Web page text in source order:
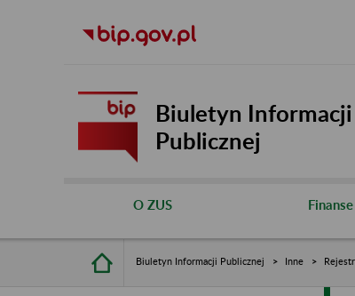
Biuletyn Informacji
Publicznej
O ZUS Finanse
Biuletyn Informacji Publicznej Inne